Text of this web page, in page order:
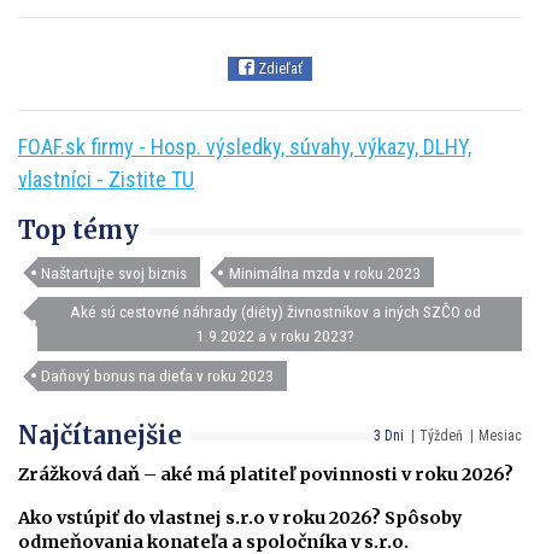
Zdieľať
FOAF.sk firmy - Hosp. výsledky, súvahy, výkazy, DLHY,
vlastníci - Zistite TU
Top témy
Naštartujte svoj biznis Minimálna mzda v roku 2023
Aké sú cestovné náhrady (diéty) živnostníkov a iných SZČO od
1.9.2022 a v roku 2023?
Daňový bonus na dieťa v roku 2023
3 Dni Týždeň Mesiac
Najčítanejšie
Zrážková daň – aké má platiteľ povinnosti v roku 2026?
Ako vstúpiť do vlastnej s.r.o v roku 2026? Spôsoby
odmeňovania konateľa a spoločníka v s.r.o.